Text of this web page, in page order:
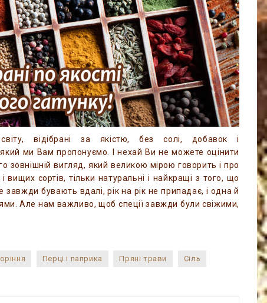
відібрані за якістю, без солі, добавок і
ми Вам пропонуємо. І нехай Ви не можете оцінити
зовнішній вигляд, який великою мірою говорить і про
сортів, тільки натуральні і найкращі з того, що
бувають вдалі, рік на рік не припадає, і одна й
Але нам важливо, щоб спеції завжди були свіжими,
Перці і паприка Пряні трави Сіль